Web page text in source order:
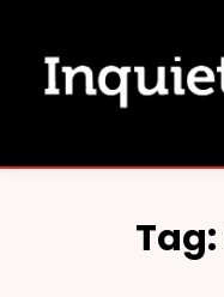
Tag: